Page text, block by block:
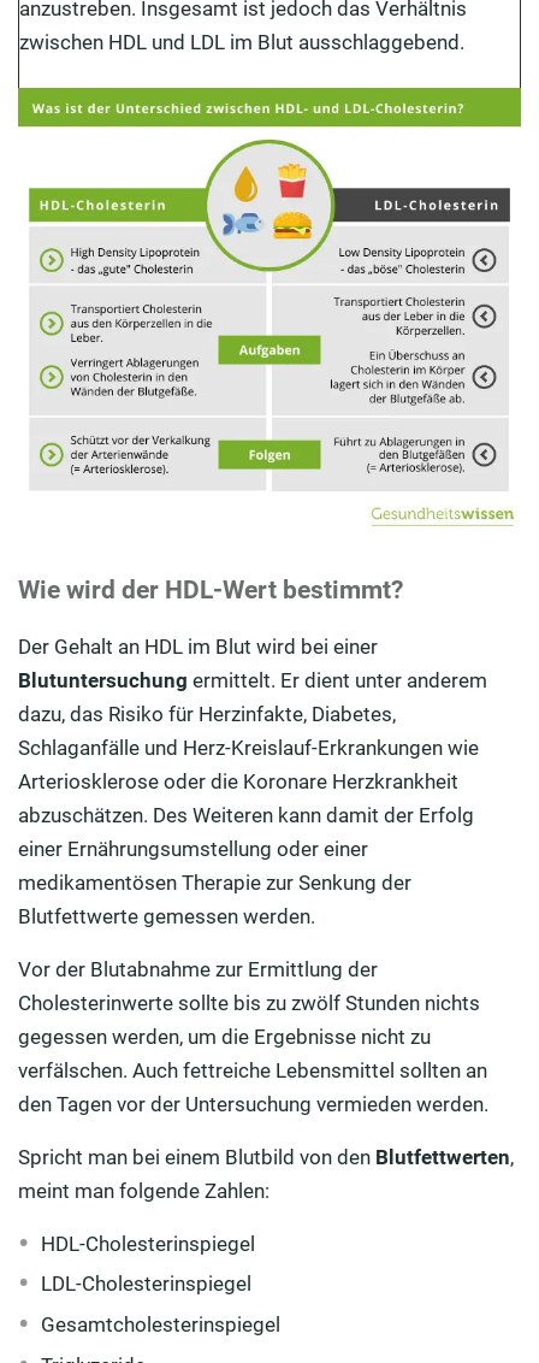
anzustreben. Insgesamt ist jedoch das Verhältnis
zwischen HDL und LDL im Blut ausschlaggebend.
Wie wird der HDL-Wert bestimmt?
Der Gehalt an HDL im Blut wird bei einer
Blutuntersuchung ermittelt. Er dient unter anderem
dazu, das Risiko für Herzinfakte, Diabetes,
Schlaganfälle und Herz-Kreislauf-Erkrankungen wie
Arteriosklerose oder die Koronare Herzkrankheit
abzuschätzen. Des Weiteren kann damit der Erfolg
einer Ernährungsumstellung oder einer
medikamentösen Therapie zur Senkung der
Blutfettwerte gemessen werden.
Vor der Blutabnahme zur Ermittlung der
Cholesterinwerte sollte bis zu zwölf Stunden nichts
gegessen werden, um die Ergebnisse nicht zu
verfälschen. Auch fettreiche Lebensmittel sollten an
den Tagen vor der Untersuchung vermieden werden.
Spricht man bei einem Blutbild von den Blutfettwerten,
meint man folgende Zahlen:
HDL-Cholesterinspiegel
LDL-Cholesterinspiegel
Gesamtcholesterinspiegel